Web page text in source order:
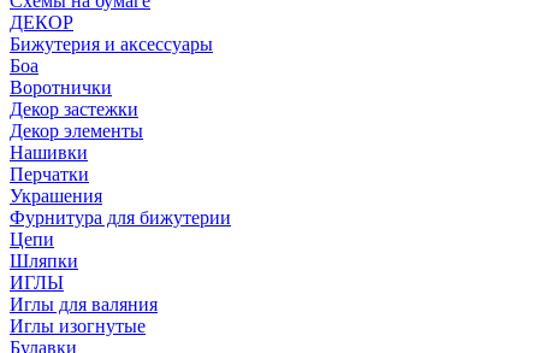
ДЕКОР
Бижутерия и аксессуары
Боа
Воротнички
Декор застежки
Декор элементы
Нашивки
Перчатки
Украшения
Фурнитура для бижутерии
Цепи
Шляпки
ИГЛЫ
Иглы для валяния
Иглы изогнутые
Булавки